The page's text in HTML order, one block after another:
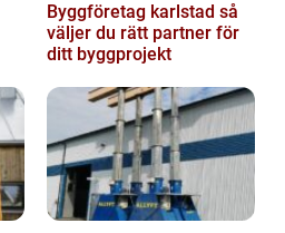
Byggföretag karlstad så
väljer du rätt partner för
ditt byggprojekt